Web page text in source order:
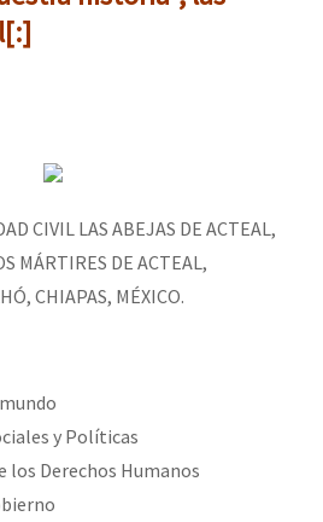
Virá” se publica no Estado Espanhol
saiba! Nossas lutas pela
CNI: 30 años de Resistencia y
CIVIL LAS ABEJAS DE ACTEAL,
MÁRTIRES DE ACTEAL,
CHIAPAS, MÉXICO.
y Políticas
los Derechos Humanos